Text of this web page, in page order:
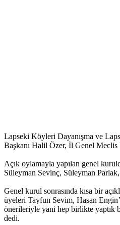
Lapseki Köyleri Dayanışma ve
Başkanı Halil Özer, İl Genel Meclis
Açık oylamayla yapılan genel
Süleyman Sevinç, Süleyman
Genel kurul sonrasında kısa bir
üyeleri Tayfun Sevim, Hasan
önerileriyle yani hep birlikte yaptık
dedi.